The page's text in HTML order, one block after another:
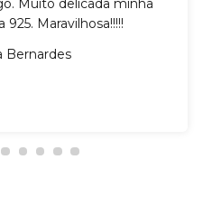
Muito delicada minha
Maravilhosa!!!!!
Bernardes